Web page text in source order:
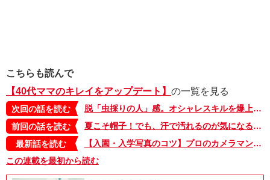
こちらも読んで
【40代ママのキレイをアップデート】 の一覧を見る
次回の話を読む
脱「虫採りの人」感。オシャレスキルを爆上げする帽子のかぶり方【40代ママのキレイをアップデート・36】
前回の話を読む
夏こそ帽子！でも、汗で汚れるのが気になる。簡単にお手入れできるアイテムご紹介！【40代ママのキレイをアップデート・34】
最新話を読む
【入園・入学写真のコツ】プロのカメラマンに聞いた、ここぞ！ の写真で失敗しないポイント【40代ママのキレイをアップデート】
この連載を最初から読む